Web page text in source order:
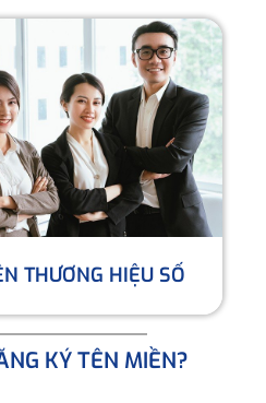
THƯƠNG HIỆU SỐ
KÝ TÊN MIỀN?